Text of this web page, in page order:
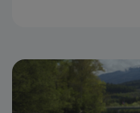
„mein Job ist